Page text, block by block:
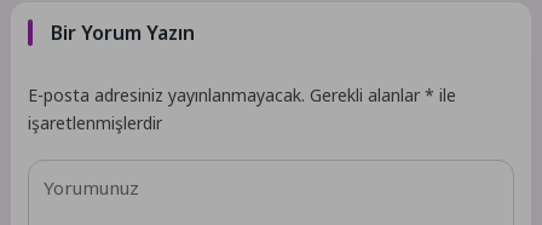
Bir Yorum Yazın
E-posta adresiniz yayınlanmayacak. Gerekli alanlar* ile
işaretlenmişlerdir